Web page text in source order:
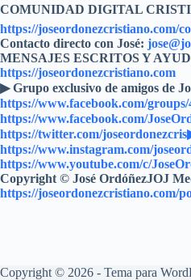
COMUNIDAD DIGITAL
https://joseordonezcristiano.com/
Contacto directo con José:
MENSAJES ESCRITOS Y
https://joseordonezcristiano.com
▶︎ Grupo exclusivo de amigos de
https://www.facebook.com/
https://www.facebook.com/
https://twitter.com/
https://www.instagram.com/
https://www.youtube.com/c/
Copyright © José OrdóñezJOJ
https://joseordonezcristiano.com/
Copyright © 2026 - Tema para